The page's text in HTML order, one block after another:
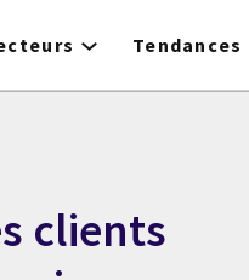
Tendances
clients